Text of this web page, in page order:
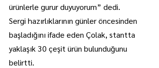
ürünlerle gurur duyuyorum” dedi.
Sergi hazırlıklarının günler öncesinden
başladığını ifade eden Çolak, stantta
yaklaşık 30 çeşit ürün bulunduğunu
belirtti.